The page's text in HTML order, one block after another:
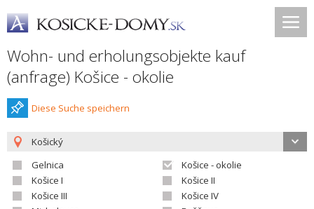
Wohn- und erholungsobjekte kauf
(anfrage) Košice - okolie
Diese Suche speichern
Košický
Gelnica
Košice - okolie
Košice I
Košice II
Košice III
Košice IV